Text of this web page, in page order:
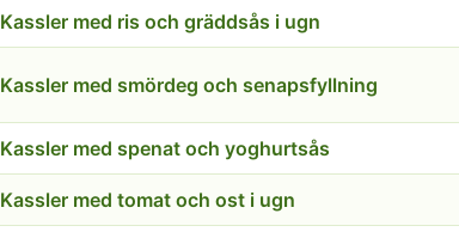
Kassler med ris och gräddsås i ugn
Kassler med smördeg och senapsfyllning
Kassler med spenat och yoghurtsås
Kassler med tomat och ost i ugn